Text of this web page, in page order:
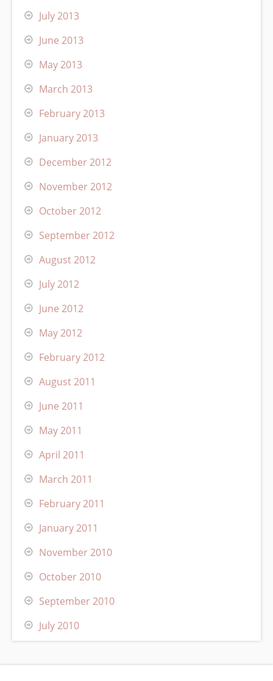
July 2013
June 2013
May 2013
March 2013
February 2013
January 2013
December 2012
November 2012
October 2012
September 2012
August 2012
July 2012
June 2012
May 2012
February 2012
August 2011
June 2011
May 2011
April 2011
March 2011
February 2011
January 2011
November 2010
October 2010
September 2010
July 2010